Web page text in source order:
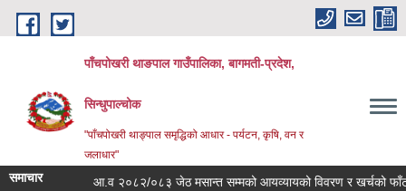
Skip to main content
पाँचपोखरी थाङपाल गाउँपालिका, बागमती-प्रदेश,
सिन्धुपाल्चोक
"पाँचपोखरी थाङ्पाल समृद्धिको आधार - पर्यटन, कृषि, वन र
जलाधार"
समाचार आ.व २०८२/०८३ जेठ मसान्त सम्मको आयव्यायको विवरण र खर्चको फाँटबारी